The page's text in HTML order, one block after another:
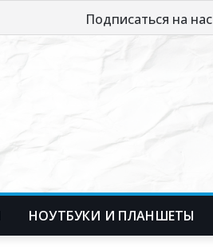
Подписаться на нас
НОУТБУКИ И ПЛАНШЕТЫ